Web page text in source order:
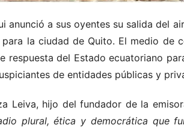
anunció a sus oyentes su salida del
la ciudad de Quito. El medio de
del Estado ecuatoriano
de entidades públicas y
Leiva, hijo del fundador de la
plural, ética y democrática que